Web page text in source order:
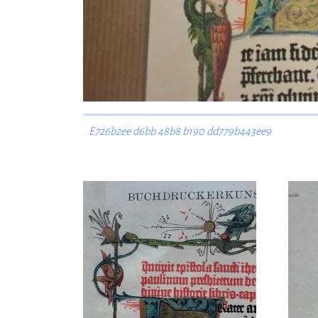
E726b2ee d6bb 48b8 b190 dd779b443ee9